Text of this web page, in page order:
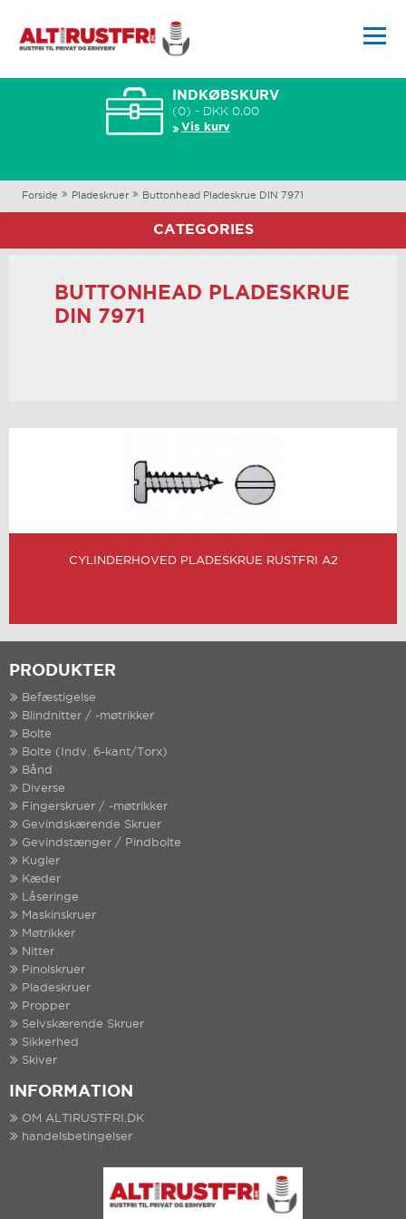
INDKØBSKURV
(0) - DKK 0,00
Vis kurv
Forside Pladeskruer Buttonhead Pladeskrue DIN 7971
CATEGORIES
BUTTONHEAD PLADESKRUE
DIN 7971
CYLINDERHOVED PLADESKRUE RUSTFRI A2
PRODUKTER
Befæstigelse
Blindnitter / -møtrikker
Bolte
Bolte (Indv. 6-kant/Torx)
Bånd
Diverse
Fingerskruer / -møtrikker
Gevindskærende Skruer
Gevindstænger / Pindbolte
Kugler
Kæder
Låseringe
Maskinskruer
Møtrikker
Nitter
Pinolskruer
Pladeskruer
Propper
Selvskærende Skruer
Sikkerhed
Skiver
INFORMATION
OM ALTIRUSTFRI.DK
handelsbetingelser